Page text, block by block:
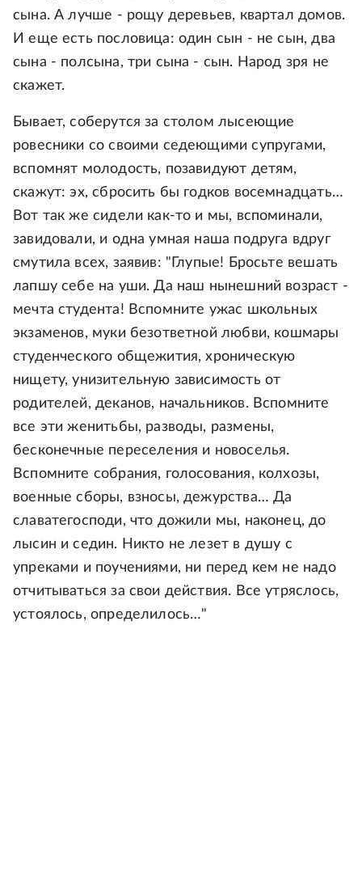
сына. А лучше - рощу деревьев, квартал домов.
И еще есть пословица: один сын - не сын, два
сына - полсына, три сына - сын. Народ зря не
скажет.
Бывает, соберутся за столом лысеющие
ровесники со своими седеющими супругами,
вспомнят молодость, позавидуют детям,
скажут: эх, сбросить бы годков восемнадцать…
Вот так же сидели как-то и мы, вспоминали,
завидовали, и одна умная наша подруга вдруг
смутила всех, заявив: "Глупые! Бросьте вешать
лапшу себе на уши. Да наш нынешний возраст -
мечта студента! Вспомните ужас школьных
экзаменов, муки безответной любви, кошмары
студенческого общежития, хроническую
нищету, унизительную зависимость от
родителей, деканов, начальников. Вспомните
все эти женитьбы, разводы, размены,
бесконечные переселения и новоселья.
Вспомните собрания, голосования, колхозы,
военные сборы, взносы, дежурства… Да
славатегосподи, что дожили мы, наконец, до
лысин и седин. Никто не лезет в душу с
упреками и поучениями, ни перед кем не надо
отчитываться за свои действия. Все утряслось,
устоялось, определилось…"